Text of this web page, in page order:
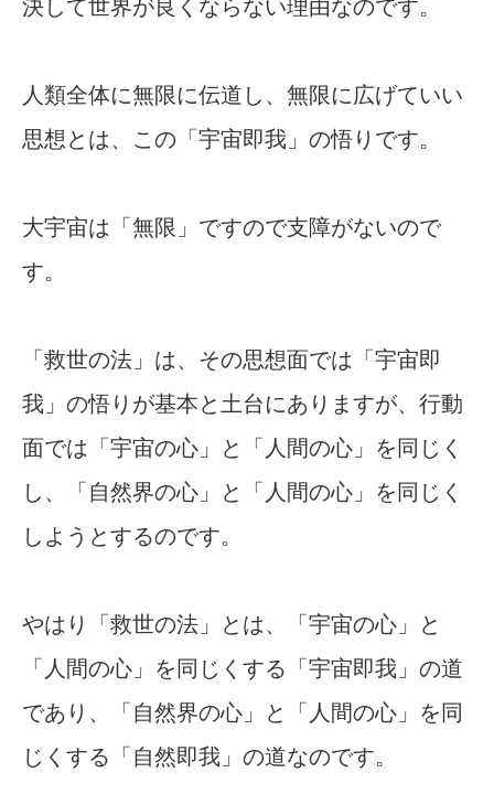
決して世界が良くならない理由なのです。
人類全体に無限に伝道し、無限に広げていい
思想とは、この「宇宙即我」の悟りです。
大宇宙は「無限」ですので支障がないので
す。
「救世の法」は、その思想面では「宇宙即
我」の悟りが基本と土台にありますが、行動
面では「宇宙の心」と「人間の心」を同じく
し、「自然界の心」と「人間の心」を同じく
しようとするのです。
やはり「救世の法」とは、「宇宙の心」と
「人間の心」を同じくする「宇宙即我」の道
であり、「自然界の心」と「人間の心」を同
じくする「自然即我」の道なのです。